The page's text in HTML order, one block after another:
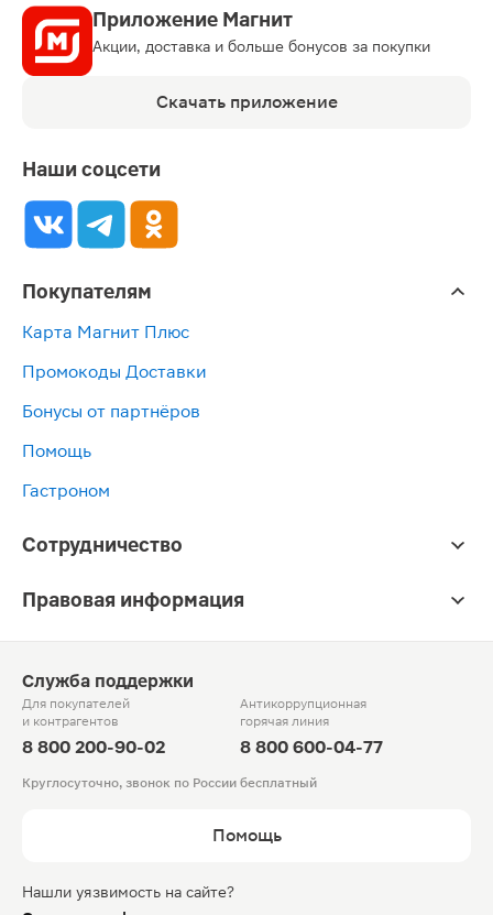
Приложение Магнит
Акции, доставка и больше бонусов за покупки
Скачать приложение
Наши соцсети
Покупателям
Карта Магнит Плюс
Промокоды Доставки
Бонусы от партнёров
Помощь
Гастроном
Сотрудничество
Правовая информация
Служба поддержки
Для покупателей
и контрагентов
8 800 200-90-02
Антикоррупционная
горячая линия
8 800 600-04-77
Круглосуточно, звонок по России бесплатный
Помощь
Нашли уязвимость на сайте?